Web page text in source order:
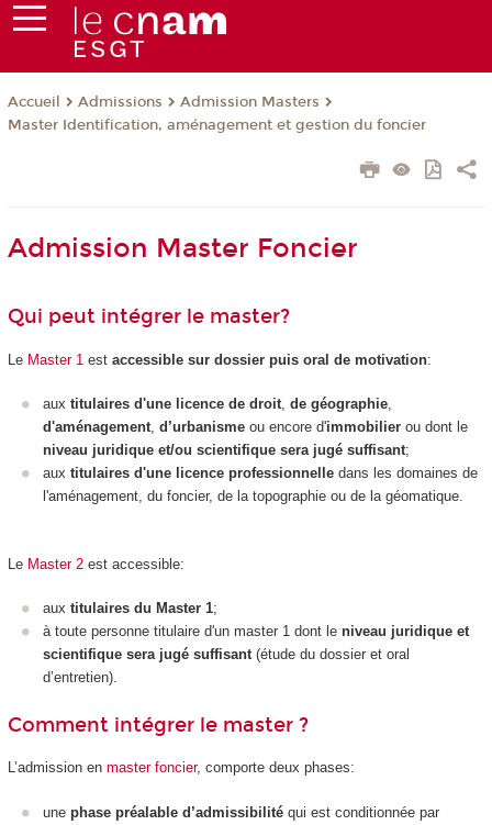
Accueil Admissions
Admission Masters
Master Identification, aménagement et gestion du foncier
Admission Master Foncier
Qui peut intégrer le master?
Le Master 1 est accessible sur dossier puis oral de motivation:
aux titulaires d'une licence de droit, de géographie,
d'aménagement, d’urbanisme ou encore d'immobilier ou dont le
niveau juridique et/ou scientifique sera jugé suffisant;
aux titulaires d'une licence professionnelle dans les domaines de
l'aménagement, du foncier, de la topographie ou de la géomatique.
Le Master 2est accessible:
aux titulaires du Master 1;
à toute personne titulaire d'un master 1 dont le niveau juridique et
scientifique sera jugé suffisant(étude du dossier et oral
d’entretien).
Comment intégrer le master ?
L’admission en master foncier, comporte deux phases:
une phase préalable d’admissibilité qui est conditionnée par